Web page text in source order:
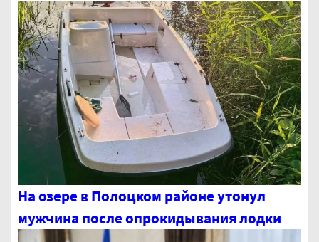
На озере в Полоцком районе утонул
мужчина после опрокидывания лодки